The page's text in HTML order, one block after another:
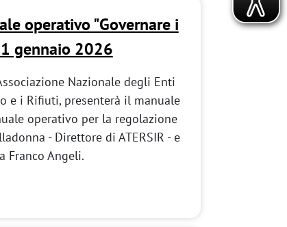
operativo "Governare i
gennaio 2026
Nazionale degli Enti
e i Rifiuti, presenterà il manuale
operativo per la regolazione
- Direttore di ATERSIR - e
Franco Angeli.